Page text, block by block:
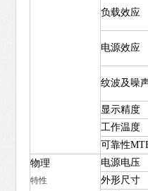
负载效应
电源效应
纹波及噪
显示精度
工作温度
可靠性
物理
特性
电源电压
外形尺寸